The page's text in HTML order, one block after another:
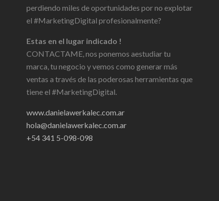
perdiendo miles de oportunidades por no explotar
el #MarketingDigital profesionalmente?
Estas en el lugar indicado !
CONTACTAME, nos ponemos aestudiar tu
marca, tu negocio y vemos como generar más
ventas a través de las poderosas herramientas que
tiene el #MarketingDigital.
www.danielawerkalec.com.ar
hola@danielawerkalec.com.ar
+54 341 5-098-098